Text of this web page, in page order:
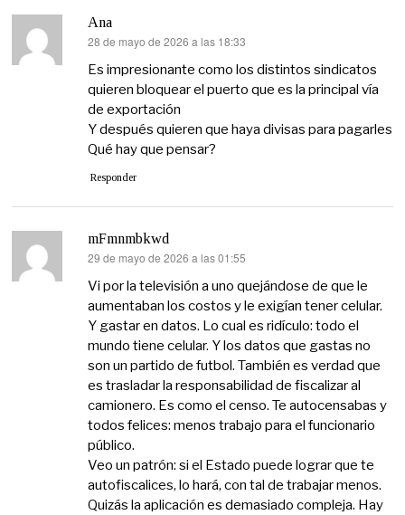
Ana
dice:
28 de mayo de 2026 a las 18:33
Es impresionante como los distintos sindicatos
quieren bloquear el puerto que es la principal vía
de exportación
Y después quieren que haya divisas para pagarles
Qué hay que pensar?
Responder
mFmnmbkwd
dice:
29 de mayo de 2026 a las 01:55
Vi por la televisión a uno quejándose de que le
aumentaban los costos y le exigían tener celular.
Y gastar en datos. Lo cual es ridículo: todo el
mundo tiene celular. Y los datos que gastas no
son un partido de futbol. También es verdad que
es trasladar la responsabilidad de fiscalizar al
camionero. Es como el censo. Te autocensabas y
todos felices: menos trabajo para el funcionario
público.
Veo un patrón: si el Estado puede lograr que te
autofiscalices, lo hará, con tal de trabajar menos.
Quizás la aplicación es demasiado compleja. Hay